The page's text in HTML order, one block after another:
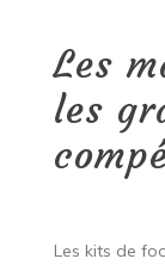
Les
les
Les kits de